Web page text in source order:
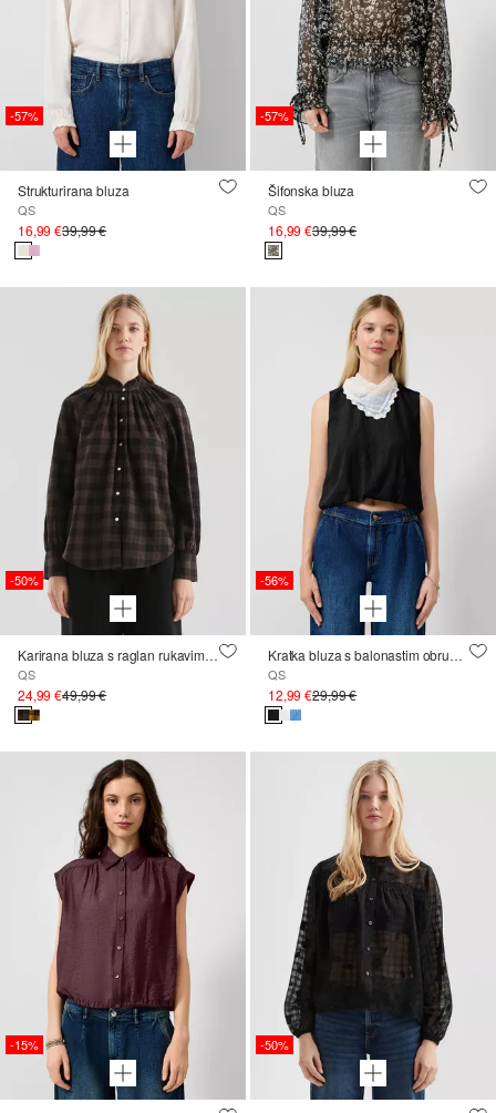
-57%
Strukturirana bluza
QS
16,99 €39,99 €
-57%
Šifonska bluza
QS
16,99 €39,99 €
-50%
Karirana bluza s raglan rukavima i volanom na stojećim ovratnikom
QS
24,99 €49,99 €
-56%
Kratka bluza s balonastim obrubom
QS
12,99 €29,99 €
-15% -50%